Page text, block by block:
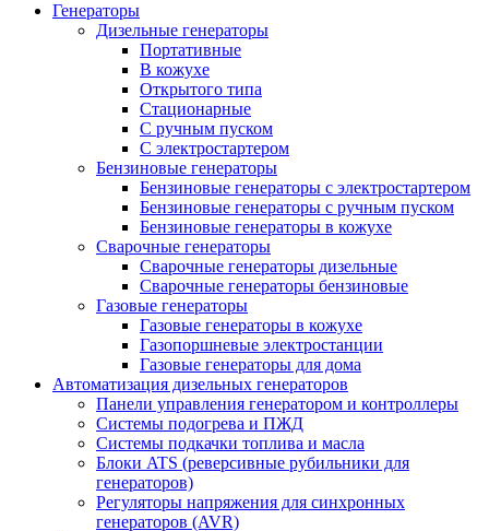
Генераторы
Дизельные генераторы
Портативные
В кожухе
Открытого типа
Стационарные
С ручным пуском
С электростартером
Бензиновые генераторы
Бензиновые генераторы с электростартером
Бензиновые генераторы с ручным пуском
Бензиновые генераторы в кожухе
Сварочные генераторы
Сварочные генераторы дизельные
Сварочные генераторы бензиновые
Газовые генераторы
Газовые генераторы в кожухе
Газопоршневые электростанции
Газовые генераторы для дома
Автоматизация дизельных генераторов
Панели управления генератором и контроллеры
Системы подогрева и ПЖД
Системы подкачки топлива и масла
Блоки ATS (реверсивные рубильники для
генераторов)
Регуляторы напряжения для синхронных
генераторов (AVR)